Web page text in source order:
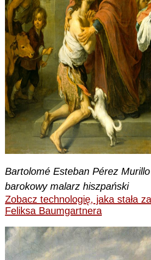
Bartolomé Esteban Pérez
barokowy malarz hiszpański
Zobacz technologię, jaka stała
Feliksa Baumgartnera